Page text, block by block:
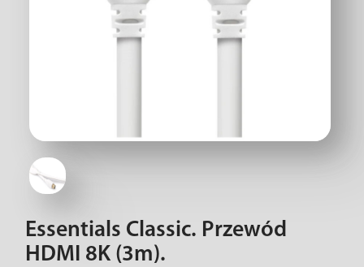
Essentials Classic. Przewód
HDMI 8K (3m).